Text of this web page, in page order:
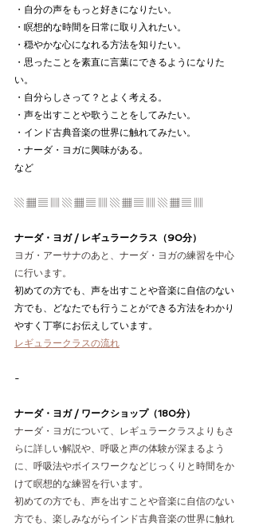
・自分の声をもっと好きになりたい。
・瞑想的な時間を日常に取り入れたい。
・穏やかな心になれる方法を知りたい。
・思ったことを素直に言葉にできるようになりた
い。
・自分らしさって？とよく考える。
・声を出すことや歌うことをしてみたい。
・インド古典音楽の世界に触れてみたい。
・ナーダ・ヨガに興味がある。
など
▧ ▦ ▤ ▥ ▧ ▦ ▤ ▥ ▧ ▦ ▤ ▥ ▧ ▦ ▤ ▥
ナーダ・ヨガ / レギュラークラス（90分）
ヨガ・アーサナのあと、ナーダ・ヨガの練習を中心
に行います。
初めての方でも、声を出すことや音楽に自信のない
方でも、どなたでも行うことができる方法をわかり
やすく丁寧にお伝えしています。
レギュラークラスの流れ
-
ナーダ・ヨガ / ワークショップ（180分）
ナーダ・ヨガについて、レギュラークラスよりもさ
らに詳しい解説や、呼吸と声の体験が深まるよう
に、呼吸法やボイスワークなどじっくりと時間をか
けて瞑想的な練習を行います。
初めての方でも、声を出すことや音楽に自信のない
方でも、楽しみながらインド古典音楽の世界に触れ